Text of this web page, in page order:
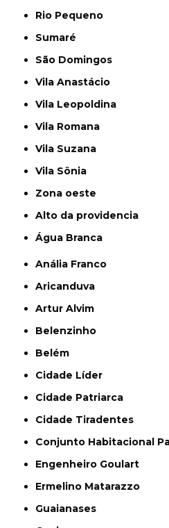
Rio Pequeno
Sumaré
São Domingos
Vila Anastácio
Vila Leopoldina
Vila Romana
Vila Suzana
Vila Sônia
Zona oeste
alto da providencia
Água Branca
Anália Franco
Aricanduva
Artur Alvim
Belenzinho
Belém
Cidade Líder
Cidade Patriarca
Cidade Tiradentes
Conjunto Habitacional
Engenheiro Goulart
Ermelino Matarazzo
Guaianases